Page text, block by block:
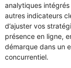
analytiques
autres indicateurs
d’ajuster vos
présence en ligne,
démarque dans un
concurrentiel.